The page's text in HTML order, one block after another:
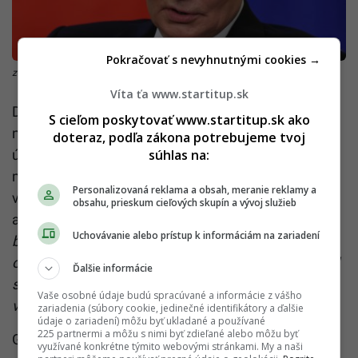
zdroj: TASR/AP
Denník The Telegraph tiež zistil, že
nedávne
námorné cvičenie v Lotyšsku, v ktorom zohralo
ústrednú úlohu americké námorníctvo a mariňáci,
malo Moskve pripomenúť, že akýkoľvek útok na
východnom krídle by bol de facto útokom na
americké jednotky.
by cieľom Ruska bolo podkopať poľskú suverenitu,
odhaliť NATO ako papierového tigra a prinútiť Západ
stiahnuť podporu Ukrajine – to všetko bez toho, aby
vyvolalo konvenčnú vojnu s alianciou,“píše denník.
Generálny tajomník NATO Mark Rutte dnes počas
Víta ťa www.startitup.sk
S cieľom poskytovať www.startitup.sk ako
doteraz, podľa zákona potrebujeme tvoj
súhlas na:
Personalizovaná reklama a obsah, meranie reklamy a
obsahu, prieskum cieľových skupín a vývoj služieb
Uchovávanie alebo prístup k informáciám na zariadení
Ďalšie informácie
Vaše osobné údaje budú spracúvané a informácie z vášho
zariadenia (súbory cookie, jedinečné identifikátory a ďalšie
údaje o zariadení) môžu byť ukladané a používané
225 partnermi a môžu s nimi byť zdieľané alebo môžu byť
využívané konkrétne týmito webovými stránkami. My a naši
Pokračovať s nevyhnutnými cookies →